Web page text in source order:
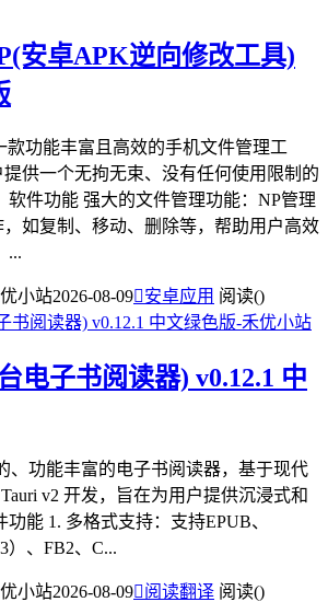
安卓APK逆向修改工具)
款功能丰富且高效的手机文件管理工
供一个无拘无束、没有任何使用限制的
软件功能 强大的文件管理功能：NP管理
如复制、移动、删除等，帮助用户高效
...
小站2026-08-09安卓应用 阅读()
电子书阅读器) v0.12.1 中
、功能丰富的电子书阅读器，基于现代
v2 开发，旨在为用户提供沉浸式和
能 1. 多格式支持：支持EPUB、
）、FB2、C...
小站2026-08-09阅读翻译 阅读()